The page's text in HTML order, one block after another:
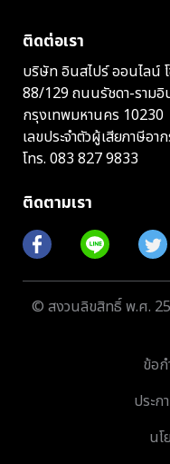
ติดต่อเรา
บริษัท อินสไปร์ ออนไลน์
88/129 ถนนรัชดา-รามอิ
กรุงเทพมหานคร 10230
เลขประจำตัวผู้เสียภาษีอ
โทร. 083 827 9833
ติดตามเรา
© สงวนลิขสิทธิ์ พ.ศ.
ข้อก
ประก
นโ